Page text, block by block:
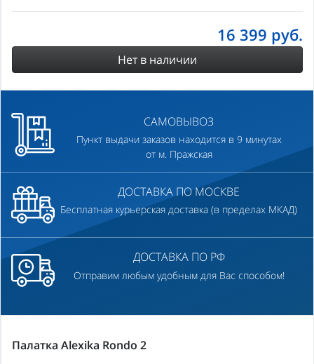
16 399 руб.
Нет в наличии
САМОВЫВОЗ
Пункт выдачи заказов находится в 9 минутах
от м. Пражская
ДОСТАВКА ПО МОСКВЕ
Бесплатная курьерская доставка (в пределах МКАД)
ДОСТАВКА ПО РФ
Отправим любым удобным для Вас способом!
Палатка Alexika Rondo 2